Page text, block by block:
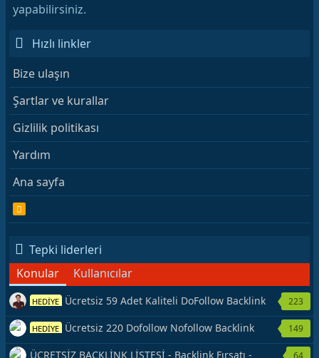
yapabilirsiniz.
Hızlı linkler
Bize ulaşın
Şartlar ve kurallar
Gizlilik politikası
Yardım
Ana sayfa
R
S
Tepki liderleri
Konular
Kullanıcılar
HEDİYE Ücretsiz 59 Adet Kaliteli DoFollow Backlink
Kaynağı Veriyorum.
223
HEDİYE Ücretsiz 220 Dofollow Nofollow Backlink
Veriyorum
149
ÜCRETSİZ BACKLİNK LİSTESİ - Backlink Fırsatı -